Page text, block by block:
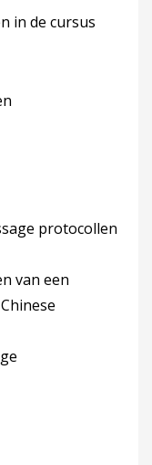
in de cursus
protocollen
van een